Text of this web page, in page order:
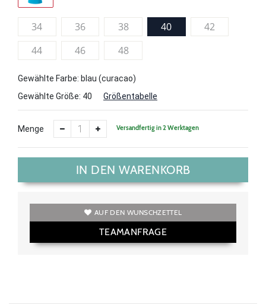
34 36 38 40
42
44
46 48
Gewählte Farbe: blau (curacao)
Gewählte Größe: 40 Größentabelle
Menge Versandfertig in 2 Werktagen
IN DEN WARENKORB
AUF DEN WUNSCHZETTEL
TEAMANFRAGE